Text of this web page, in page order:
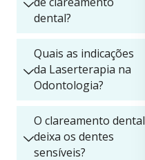
dental?
Quais as indicações
da Laserterapia na
Odontologia?
O clareamento dental
deixa os dentes
sensíveis?